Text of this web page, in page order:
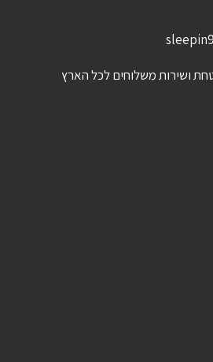
ושירות משלוחים לכל הארץ